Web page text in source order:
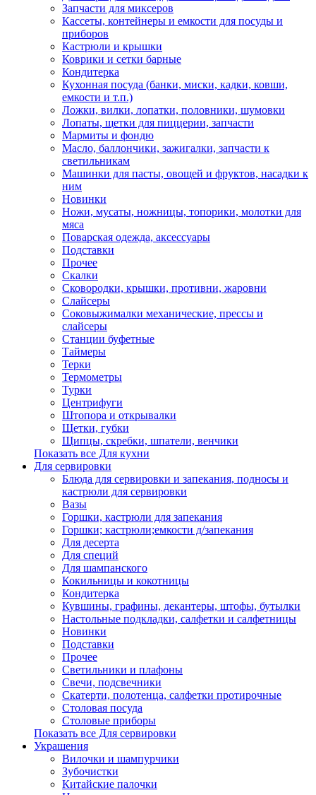
Запчасти для миксеров
Кассеты, контейнеры и емкости для посуды и
приборов
Кастрюли и крышки
Коврики и сетки барные
Кондитерка
Кухонная посуда (банки, миски, кадки, ковши,
емкости и т.п.)
Ложки, вилки, лопатки, половники, шумовки
Лопаты, щетки для пиццерии, запчасти
Мармиты и фондю
Масло, баллончики, зажигалки, запчасти к
светильникам
Машинки для пасты, овощей и фруктов, насадки к
ним
Новинки
Ножи, мусаты, ножницы, топорики, молотки для
мяса
Поварская одежда, аксессуары
Подставки
Прочее
Скалки
Сковородки, крышки, противни, жаровни
Слайсеры
Соковыжималки механические, прессы и
слайсеры
Станции буфетные
Таймеры
Терки
Термометры
Турки
Центрифуги
Штопора и открывалки
Щетки, губки
Щипцы, скребки, шпатели, венчики
Показать все Для кухни
Для сервировки
Блюда для сервировки и запекания, подносы и
кастрюли для сервировки
Вазы
Горшки, кастрюли для запекания
Горшки; кастрюли;емкости д/запекания
Для десерта
Для специй
Для шампанского
Кокильницы и кокотницы
Кондитерка
Кувшины, графины, декантеры, штофы, бутылки
Настольные подкладки, салфетки и салфетницы
Новинки
Подставки
Прочее
Светильники и плафоны
Свечи, подсвечники
Скатерти, полотенца, салфетки протирочные
Столовая посуда
Столовые приборы
Показать все Для сервировки
Украшения
Вилочки и шампурчики
Зубочистки
Китайские палочки